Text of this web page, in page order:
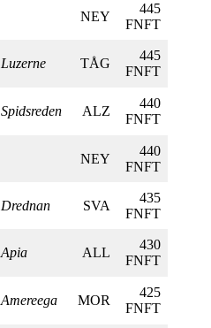
NEY
445
FNFT
Luzerne TÅG
445
FNFT
Spidsreden ALZ
440
FNFT
NEY
440
FNFT
Drednan SVA
435
FNFT
Apia ALL
430
FNFT
Amereega MOR
425
FNFT